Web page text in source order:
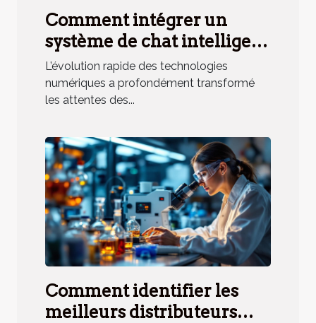
Comment intégrer un
système de chat intelligent
à votre stratégie de service
client ?
L’évolution rapide des technologies
numériques a profondément transformé
les attentes des...
Comment identifier les
meilleurs distributeurs